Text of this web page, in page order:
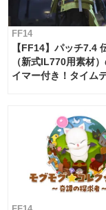
FF14
【FF14】パッチ7.4
（新式IL770用素材
イマー付き！タイム